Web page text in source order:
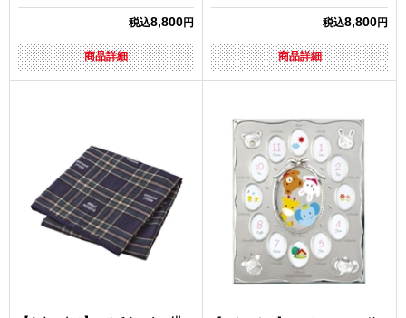
税込8,800円
商品詳細
税込8,800円
商品詳細